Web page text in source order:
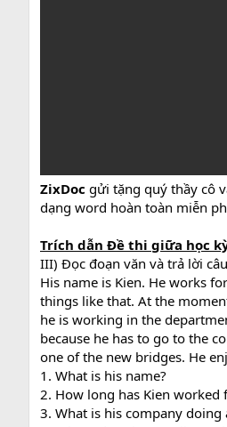
ZixDoc gửi tặng quý thầy cô
dạng word hoàn toàn miễn
Trích dẫn Đề thi giữa học
III) Đọc đoạn văn và trả lời
His name is Kien. He works
things like that. At the
he is working in the
because he has to go to the
one of the new bridges. He
1. What is his name?
2. How long has Kien
3. What is his company doing